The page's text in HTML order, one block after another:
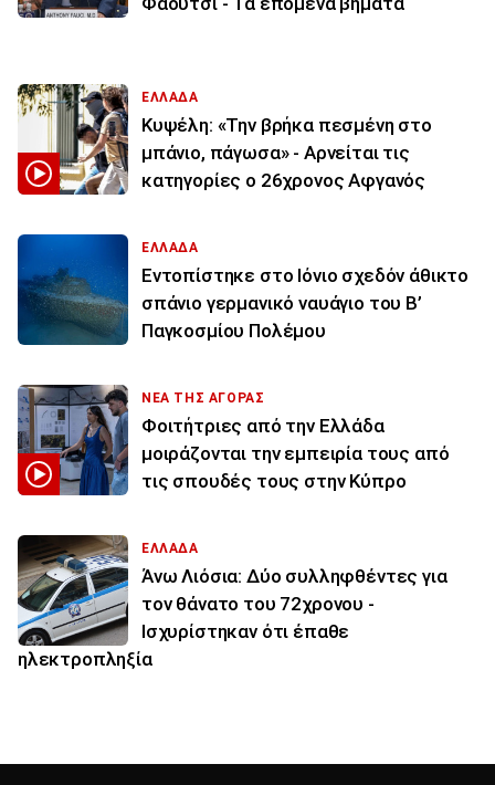
ΕΛΛΑΔΑ
Κυψέλη: «Την βρήκα πεσμένη στο
μπάνιο, πάγωσα» - Αρνείται τις
κατηγορίες ο 26χρονος Αφγανός
ΕΛΛΑΔΑ
Εντοπίστηκε στο Ιόνιο σχεδόν άθικτο
σπάνιο γερμανικό ναυάγιο του Β’
Παγκοσμίου Πολέμου
ΝΕΑ ΤΗΣ ΑΓΟΡΑΣ
Φοιτήτριες από την Ελλάδα
μοιράζονται την εμπειρία τους από
τις σπουδές τους στην Κύπρο
ΕΛΛΑΔΑ
Άνω Λιόσια: Δύο συλληφθέντες για
τον θάνατο του 72χρονου -
Ισχυρίστηκαν ότι έπαθε
ηλεκτροπληξία